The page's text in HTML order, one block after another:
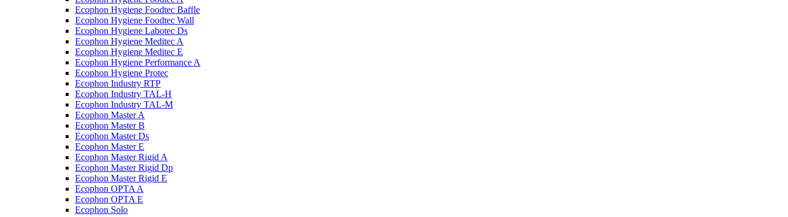
Ecophon Hygiene Foodtec Baffle
Ecophon Hygiene Foodtec Wall
Ecophon Hygiene Labotec Ds
Ecophon Hygiene Meditec A
Ecophon Hygiene Meditec E
Ecophon Hygiene Performance A
Ecophon Hygiene Proteс
Ecophon Industry RTP
Ecophon Industry TAL-H
Ecophon Industry TAL-M
Ecophon Master A
Ecophon Master B
Ecophon Master Ds
Ecophon Master E
Ecophon Master Rigid A
Ecophon Master Rigid Dp
Ecophon Master Rigid E
Ecophon OPTA A
Ecophon OPTA E
Ecophon Solo